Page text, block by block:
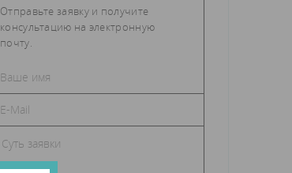
Отправьте заявку и получите
консультацию на электронную
почту.